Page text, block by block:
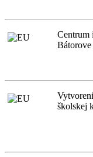
Centrum
v